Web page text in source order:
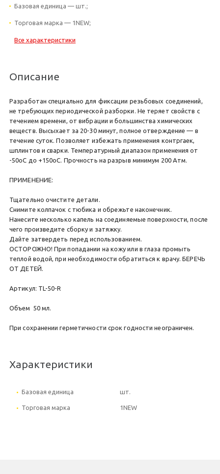
Базовая единица — шт.;
Торговая марка — 1NEW;
Все характеристики
Описание
Разработан специально для фиксации резьбовых соединений,
не требующих периодической разборки. Не теряет свойств с
течением времени, от вибрации и большинства химических
веществ. Высыхает за 20-30 минут, полное отверждение — в
течение суток. Позволяет избежать применения контргаек,
шплинтов и сварки. Температурный диапазон применения от
-50оС до +150оС. Прочность на разрыв минимум 200 Атм.
ПРИМЕНЕНИЕ:
Тщательно очистите детали.
Снимите колпачок с тюбика и обрежьте наконечник.
Нанесите несколько капель на соединяемые поверхности, после
чего произведите сборку и затяжку.
Дайте затвердеть перед использованием.
ОСТОРОЖНО! При попадании на кожу или в глаза промыть
теплой водой, при необходимости обратиться к врачу. БЕРЕЧЬ
ОТ ДЕТЕЙ.
Артикул: TL-50-R
Объем 50 мл.
При сохранении герметичности срок годности неограничен.
Характеристики
Базовая единица шт.
Торговая марка 1NEW